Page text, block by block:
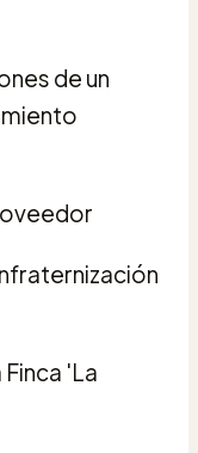
de un
'La